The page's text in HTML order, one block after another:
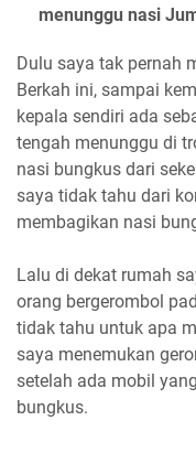
menunggu nasi
Dulu saya tak pernah
Berkah ini, sampai
kepala sendiri ada
tengah menunggu di
nasi bungkus dari
saya tidak tahu dari
membagikan nasi
Lalu di dekat rumah
orang bergerombol
tidak tahu untuk apa
saya menemukan
setelah ada mobil
bungkus.